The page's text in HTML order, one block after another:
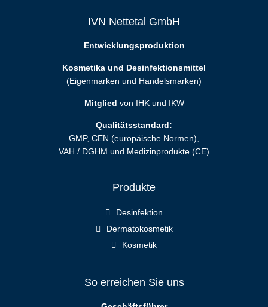
IVN Nettetal GmbH
Entwicklungsproduktion
Kosmetika und Desinfektionsmittel
(Eigenmarken und Handelsmarken)
Mitglied von IHK und IKW
Qualitätsstandard:
GMP, CEN (europäische Normen),
VAH / DGHM und Medizinprodukte (CE)
Produkte
Desinfektion
Dermatokosmetik
Kosmetik
So erreichen Sie uns